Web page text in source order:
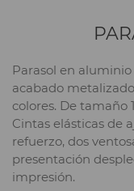
Parasol en
acabado
colores. De tamaño
Cintas elásticas de
refuerzo, dos
presentación
impresión.